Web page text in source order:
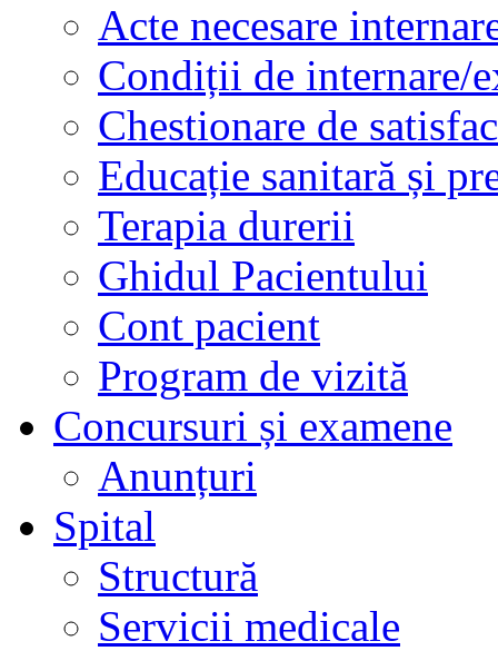
Acte necesare
Condiții de internare/
Chestionare de
Educație sanitară și
Terapia durerii
Ghidul Pacientului
Cont pacient
Program de vizită
Concursuri și examene
Anunțuri
Spital
Structură
Servicii medicale